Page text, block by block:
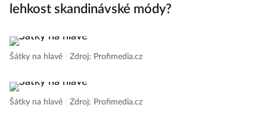
lehkost skandinávské módy?
Šátky na hlavě Zdroj: Profimedia.cz
Šátky na hlavě Zdroj: Profimedia.cz